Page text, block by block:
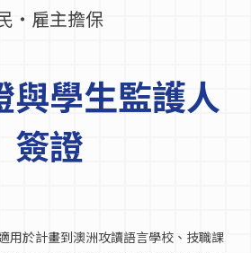
・雇主擔保
與學生監護人
簽證
用於計畫到澳洲攻讀語言學校、技職課